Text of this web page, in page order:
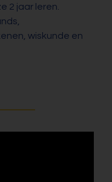
2 jaar leren.
wiskunde en